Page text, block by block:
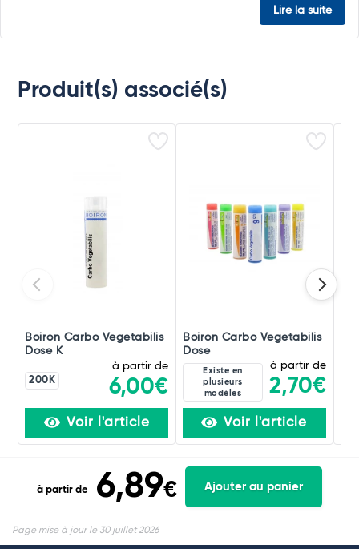
Lire la suite
Produit(s) associé(s)
Boiron Carbo Vegetabilis
Dose K
200K
à partir de
6,00€
Voir l'article
Boiron Carbo Vegetabilis
Dose
Existe en
plusieurs
modèles
à partir de
2,70€
Voir l'article
à partir de 6,89€ Ajouter au panier
Page mise à jour le 30 juillet 2026